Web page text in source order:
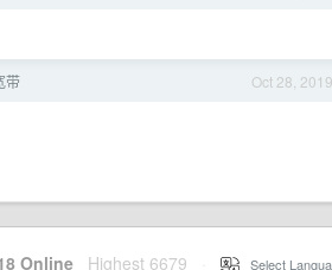
Oct 28, 2019
带
Online Highest 6679 Select